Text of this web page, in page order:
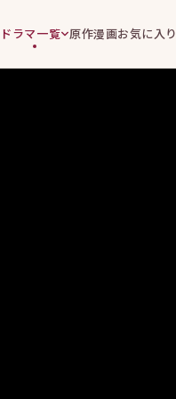
ドラマ一覧 原作漫画お気に入り